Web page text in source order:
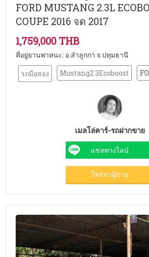
FORD MUSTANG 2.3L
COUPE 2016 จด 2017
1,759,000 THB
ที่อยู่ยานพาหนะ: อ.ลำลูกกา จ.ปทุมธานี
รถมือสอง
Mustang2.3Ecoboost
เมลโล่คาร์-รถฝากขาย
แชททางไลน์
โทรหาผู้ขาย